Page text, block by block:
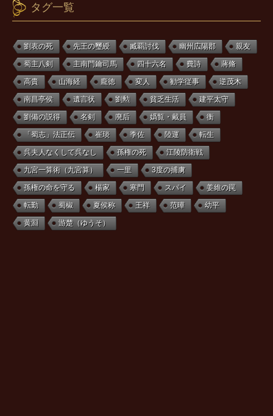
タグ一覧
劉表の死 先王の璽綬 臧覇討伐 幽州広陽郡 親友
蜀主八剣 主南門鑰司馬 四十六名 費詩 蔣脩
高貴 山海経 龐徳 変人 勧学従事 逆茂木
南昌亭侯 遺言状 劉勲 貧乏生活 建平太守
劉備の説得 名剣 廃后 嬀覧・戴員 衡
「蜀志」法正伝 崔琰 季佐 陸運 転生
呉夫人なくして呉なし 孫権の死 江陵防衛戦
九宮一算術（九宮算） 一里 3度の捕虜
孫権の命を守る 楊家 寒門 スパイ 姜維の罠
転勤 蜀椒 夏侯称 王祥 范曄 幼平
黄淵 游楚（ゆうそ）